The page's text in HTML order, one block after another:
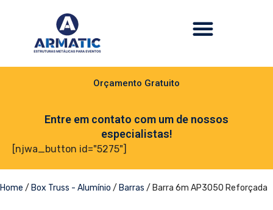
Orçamento Gratuito
Entre em contato com um de nossos
especialistas!
[njwa_button id="5275"]
Home / Box Truss - Alumínio / Barras / Barra 6m AP3050 Reforçada